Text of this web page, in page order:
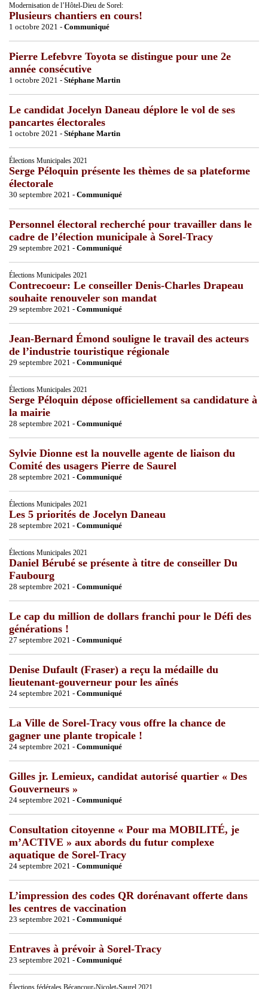
Modernisation de l’Hôtel-Dieu de Sorel:
Plusieurs chantiers en cours!
1 octobre 2021 - Communiqué
Pierre Lefebvre Toyota se distingue pour une 2e
année consécutive
1 octobre 2021 - Stéphane Martin
Le candidat Jocelyn Daneau déplore le vol de ses
pancartes électorales
1 octobre 2021 - Stéphane Martin
Élections Municipales 2021
Serge Péloquin présente les thèmes de sa plateforme
électorale
30 septembre 2021 - Communiqué
Personnel électoral recherché pour travailler dans le
cadre de l’élection municipale à Sorel-Tracy
29 septembre 2021 - Communiqué
Élections Municipales 2021
Contrecoeur: Le conseiller Denis-Charles Drapeau
souhaite renouveler son mandat
29 septembre 2021 - Communiqué
Jean-Bernard Émond souligne le travail des acteurs
de l’industrie touristique régionale
29 septembre 2021 - Communiqué
Élections Municipales 2021
Serge Péloquin dépose officiellement sa candidature à
la mairie
28 septembre 2021 - Communiqué
Sylvie Dionne est la nouvelle agente de liaison du
Comité des usagers Pierre de Saurel
28 septembre 2021 - Communiqué
Élections Municipales 2021
Les 5 priorités de Jocelyn Daneau
28 septembre 2021 - Communiqué
Élections Municipales 2021
Daniel Bérubé se présente à titre de conseiller Du
Faubourg
28 septembre 2021 - Communiqué
Le cap du million de dollars franchi pour le Défi des
générations !
27 septembre 2021 - Communiqué
Denise Dufault (Fraser) a reçu la médaille du
lieutenant-gouverneur pour les aînés
24 septembre 2021 - Communiqué
La Ville de Sorel-Tracy vous offre la chance de
gagner une plante tropicale !
24 septembre 2021 - Communiqué
Gilles jr. Lemieux, candidat autorisé quartier « Des
Gouverneurs »
24 septembre 2021 - Communiqué
Consultation citoyenne « Pour ma MOBILITÉ, je
m’ACTIVE » aux abords du futur complexe
aquatique de Sorel-Tracy
24 septembre 2021 - Communiqué
L’impression des codes QR dorénavant offerte dans
les centres de vaccination
23 septembre 2021 - Communiqué
Entraves à prévoir à Sorel-Tracy
23 septembre 2021 - Communiqué
Élections fédérales Bécancour-Nicolet-Saurel 2021